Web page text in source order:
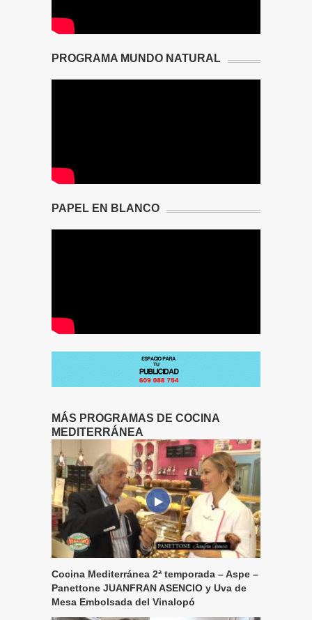
PROGRAMA MUNDO NATURAL
PAPEL EN BLANCO
MÁS PROGRAMAS DE COCINA
MEDITERRÁNEA
Cocina Mediterránea 2ª temporada – Aspe –
Panettone JUANFRAN ASENCIO y Uva de
Mesa Embolsada del Vinalopó